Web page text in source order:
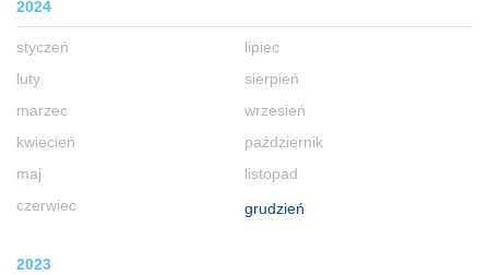
2024
styczeń
luty
marzec
kwiecień
maj
czerwiec
lipiec
sierpień
wrzesień
październik
listopad
grudzień
2023